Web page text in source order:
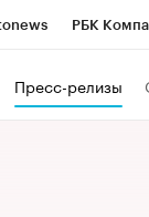
РБК
Пресс-релизы